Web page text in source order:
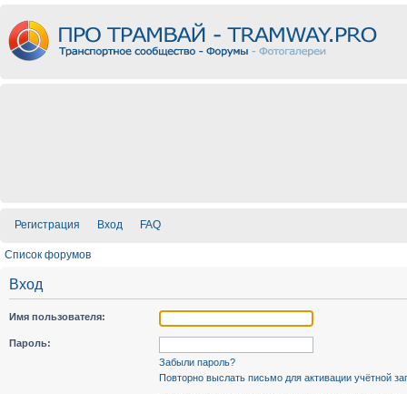
Регистрация Вход FAQ
Список форумов
Вход
Имя пользователя:
Пароль:
Забыли пароль?
Повторно выслать письмо для активации учётной